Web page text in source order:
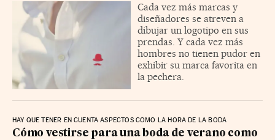
Cada vez más marcas y
diseñadores se atreven a
dibujar un logotipo en sus
prendas. Y cada vez más
hombres no tienen pudor en
exhibir su marca favorita en
la pechera.
HAY QUE TENER EN CUENTA ASPECTOS COMO LA HORA DE LA BODA
Cómo vestirse para una boda de verano como